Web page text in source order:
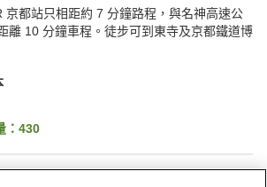
京都站只相距約 7 分鐘路程，與名神高速公
離 10 分鐘車程。徒步可到東寺及京都鐵道博
： 430